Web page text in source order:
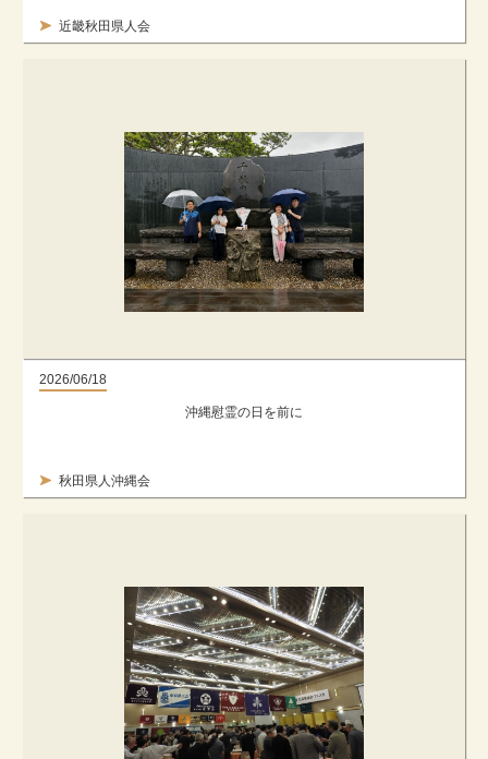
近畿秋田県人会
2026/06/18
秋田県人沖縄会
沖縄慰霊の日を前に